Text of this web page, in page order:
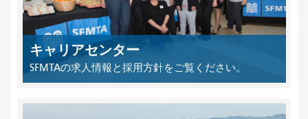
キャリアセンター
SFMTAの求人情報と採用方針をご覧ください。